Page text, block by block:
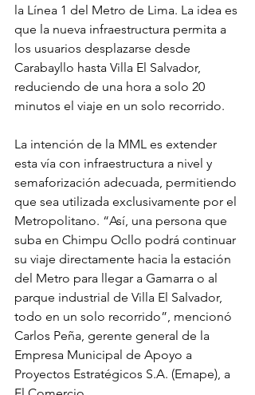
la Línea 1 del Metro de Lima. La idea es
que la nueva infraestructura permita a
los usuarios desplazarse desde
Carabayllo hasta Villa El Salvador,
reduciendo de una hora a solo 20
minutos el viaje en un solo recorrido.
La intención de la MML es extender
esta vía con infraestructura a nivel y
semaforización adecuada, permitiendo
que sea utilizada exclusivamente por el
Metropolitano. “Así, una persona que
suba en Chimpu Ocllo podrá continuar
su viaje directamente hacia la estación
del Metro para llegar a Gamarra o al
parque industrial de Villa El Salvador,
todo en un solo recorrido”, mencionó
Carlos Peña, gerente general de la
Empresa Municipal de Apoyo a
Proyectos Estratégicos S.A. (Emape), a